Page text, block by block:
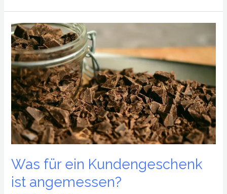
Was für ein Kundengeschenk
ist angemessen?
Was
für
ein
Kundengeschenk
ist
angemessen?